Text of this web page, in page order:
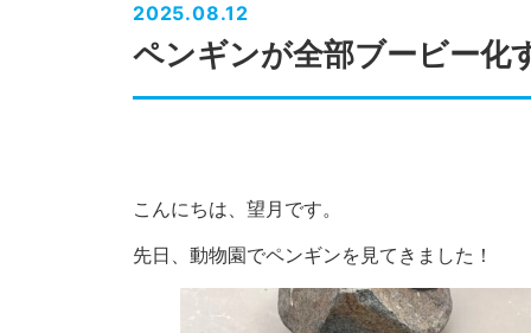
2025.08.12
ペンギンが全部ブービー化
こんにちは、望月です。
先日、動物園でペンギンを見てきました！